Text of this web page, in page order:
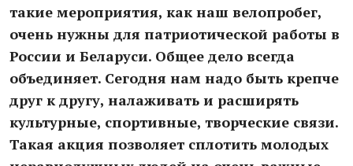
такие мероприятия, как наш велопробег,
очень нужны для патриотической работы в
России и Беларуси. Общее дело всегда
объединяет. Сегодня нам надо быть крепче
друг к другу, налаживать и расширять
культурные, спортивные, творческие связи.
Такая акция позволяет сплотить молодых